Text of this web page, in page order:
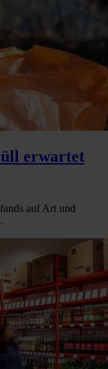
erwartet
auf Art und